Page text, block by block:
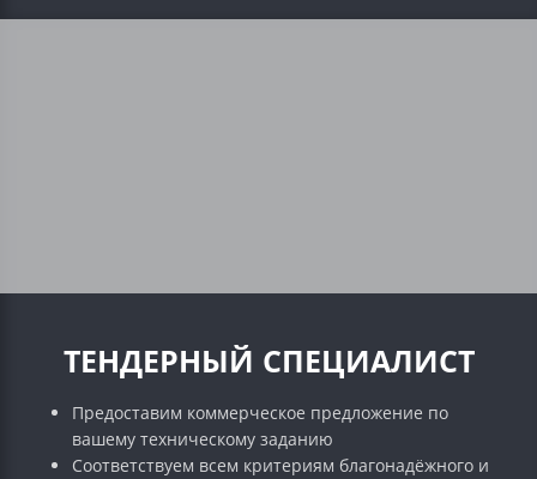
ТЕНДЕРНЫЙ СПЕЦИАЛИСТ
Предоставим коммерческое предложение по
вашему техническому заданию
Соответствуем всем критериям благонадёжного и